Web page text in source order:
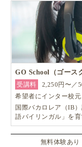
GO School（ゴース
受講料
2,250円〜／
希望者にインター校元
国際バカロレア（IB
語バイリンガル」を
School（ゴースクー
無料体験あり